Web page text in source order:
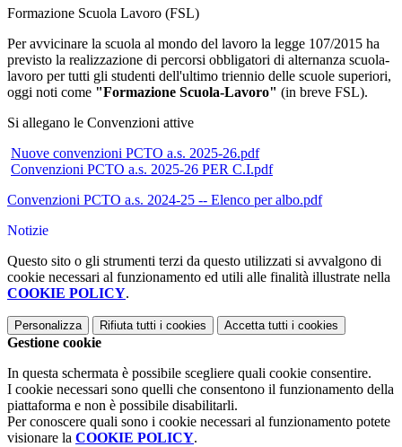
Formazione Scuola Lavoro (FSL)
Per avvicinare la scuola al mondo del lavoro la legge 107/2015 ha
previsto la realizzazione di percorsi obbligatori di alternanza scuola-
lavoro per tutti gli studenti dell'ultimo triennio delle scuole superiori,
oggi noti come "Formazione Scuola-Lavoro" (in breve FSL).
Si allegano le Convenzioni attive
Nuove convenzioni PCTO a.s. 2025-26.pdf
Convenzioni PCTO a.s. 2025-26 PER C.I.pdf
Convenzioni PCTO a.s. 2024-25 -- Elenco per albo.pdf
Notizie
Questo sito o gli strumenti terzi da questo utilizzati si avvalgono di
cookie necessari al funzionamento ed utili alle finalità illustrate nella
COOKIE POLICY.
Personalizza Rifiuta tutti i cookies Accetta tutti i cookies
Gestione cookie
In questa schermata è possibile scegliere quali cookie consentire.
I cookie necessari sono quelli che consentono il funzionamento della
piattaforma e non è possibile disabilitarli.
Per conoscere quali sono i cookie necessari al funzionamento potete
visionare la COOKIE POLICY.